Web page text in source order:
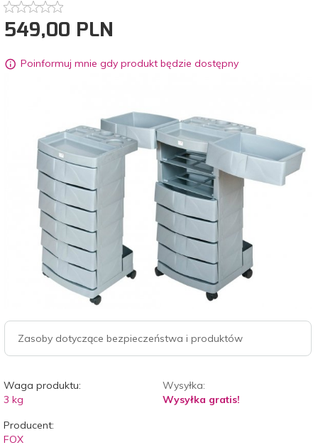
549,00 PLN
Poinformuj mnie gdy produkt będzie dostępny
Zasoby dotyczące bezpieczeństwa i produktów
Waga produktu:
3 kg
Wysyłka:
Wysyłka gratis!
Producent:
FOX